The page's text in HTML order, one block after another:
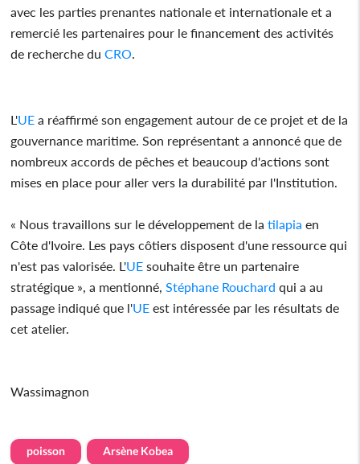
avec les parties prenantes nationale et internationale et a
remercié les partenaires pour le financement des activités
de recherche duCRO.
L'UE a réaffirmé son engagement autour de ce projet et de la
gouvernance maritime. Son représentant a annoncé que de
nombreux accords de pêches et beaucoup d'actions sont
mises en place pour aller vers la durabilité par l'Institution.
« Nous travaillons sur le développement de latilapia en
Côte d'Ivoire. Les pays côtiers disposent d'une ressource qui
n'est pas valorisée. L'UE souhaite être un partenaire
stratégique », a mentionné,Stéphane Rouchard qui a au
passage indiqué que l'UE est intéressée par les résultats de
cet atelier.
Wassimagnon
poisson Arsène Kobea